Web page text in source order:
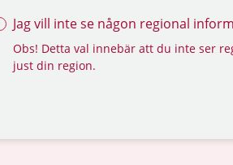
Jag vill inte se någon regional
Obs! Detta val innebär att du inte ser
just din region.